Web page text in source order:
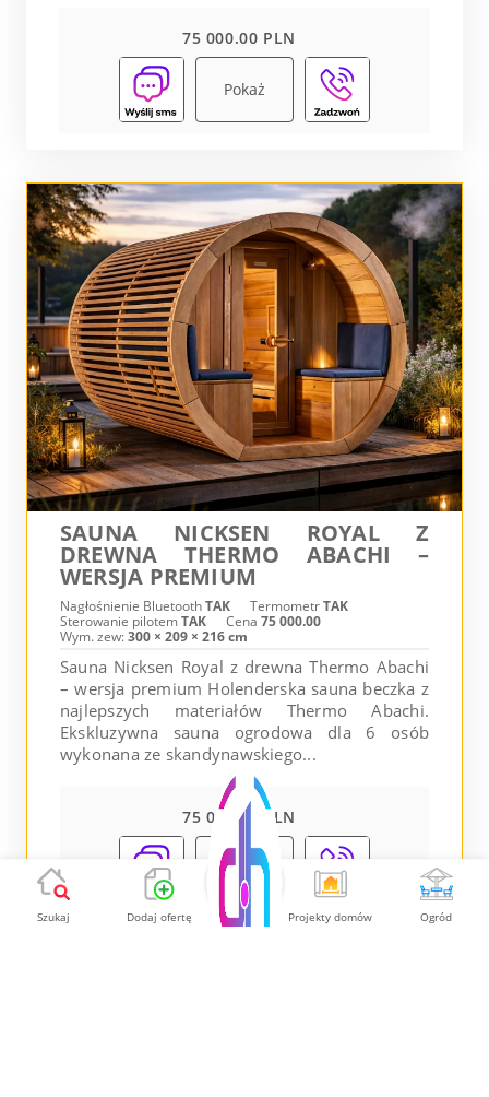
75 000.00 PLN
Pokaż
SAUNA NICKSEN ROYAL Z
DREWNA THERMO ABACHI –
WERSJA PREMIUM
Nagłośnienie BluetoothTAK TermometrTAK
Sterowanie pilotemTAK Cena 75 000.00
Wym. zew:300 × 209 × 216 cm
Sauna Nicksen Royal z drewna Thermo Abachi
– wersja premium Holenderska sauna beczka z
najlepszych materiałów Thermo Abachi.
Ekskluzywna sauna ogrodowa dla 6 osób
wykonana ze skandynawskiego...
75 000.00 PLN
Pokaż
Szukaj Dodaj ofertę Projekty domów Ogród